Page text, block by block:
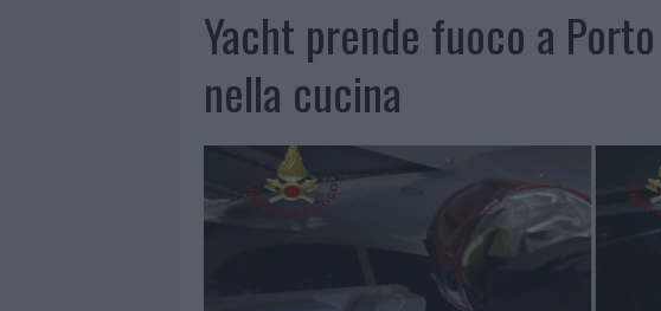
Yacht prende fuoco a
nella cucina